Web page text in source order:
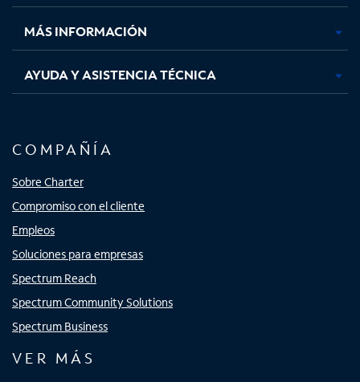
nuevanuevanuevanueva
MÁS INFORMACIÓN
AYUDA Y ASISTENCIA TÉCNICA
COMPAÑÍA
Sobre Charter
Compromiso con el cliente
Empleos
Soluciones para empresas
Spectrum Reach
Spectrum Community Solutions
Spectrum Business
VER MÁS